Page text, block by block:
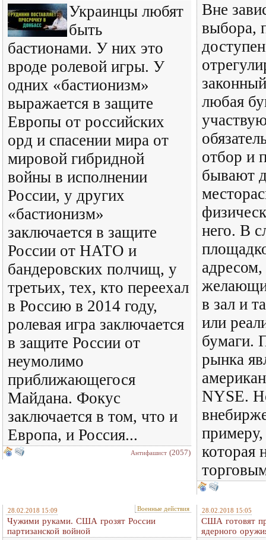
Украинцы любят
быть
бастионами. У них это
вроде ролевой игры. У
одних «бастионизм»
выражается в защите
Европы от российских
орд и спасении мира от
мировой гибридной
войны в исполнении
России, у других
«бастионизм»
заключается в защите
России от НАТО и
бандеровских полчищ, у
третьих, тех, кто переехал
в Россию в 2014 году,
ролевая игра заключается
в защите России от
неумолимо
приближающегося
Майдана. Фокус
заключается в том, что и
Европа, и Россия...
Антифашист (2057)
Вне
выбора,
доступен
любая
отбор и
бывают
него. В
в зал и
или
бумаги.
рынка
NYSE.
которая
28.02.2018 15:09 Военные действия
Чужими руками. США грозят России
партизанской войной
28.02.2018 15:05
США готовят
ядерного